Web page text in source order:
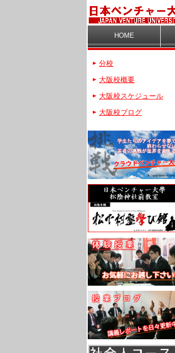
HOME
分校
大阪校概要
大阪校スケジュール
大阪校ブログ